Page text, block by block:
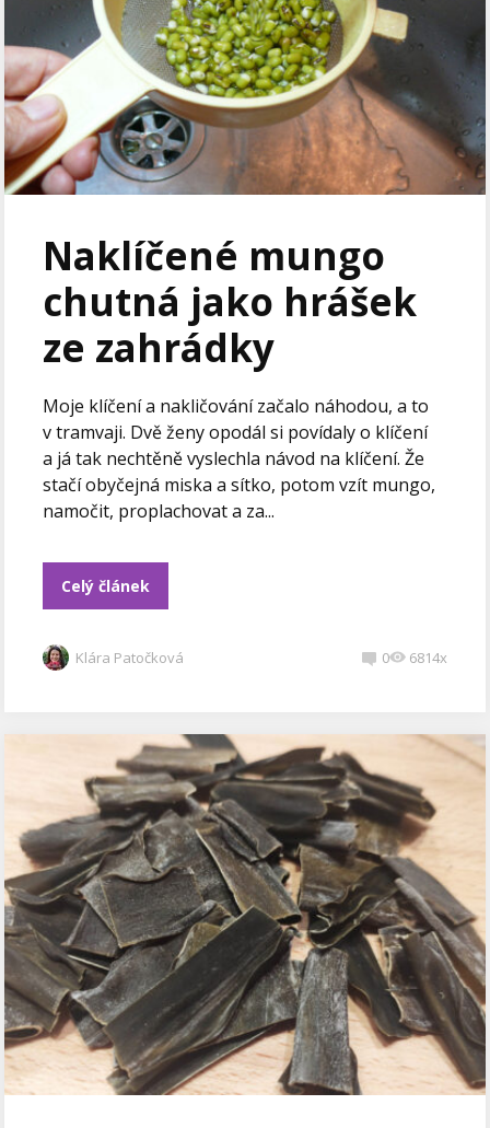
Naklíčené mungo
chutná jako hrášek
ze zahrádky
Moje klíčení a nakličování začalo náhodou, a to
v tramvaji. Dvě ženy opodál si povídaly o klíčení
a já tak nechtěně vyslechla návod na klíčení. Že
stačí obyčejná miska a sítko, potom vzít mungo,
namočit, proplachovat a za...
Celý článek
Klára Patočková 0 6814x